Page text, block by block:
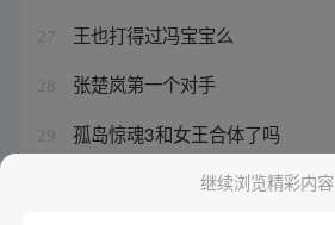
27 王也打得过冯宝宝么
28 张楚岚第一个对手
29 孤岛惊魂3和女王合体了吗
股神徐翔什么时候出来继续浏览精彩内容